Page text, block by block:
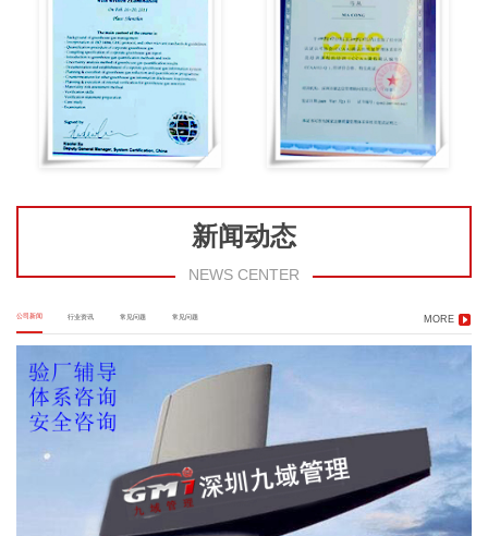
新闻动态
NEWS CENTER
公司新闻 行业资讯 常见问题 常见问题 MORE